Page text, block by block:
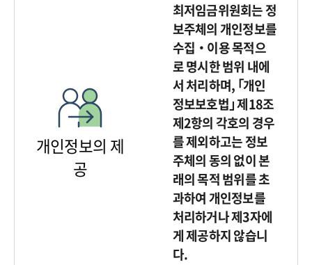
개인정보의 제
공
최저임금위원회는 정
보주체의 개인정보를
수집‧이용 목적으
로 명시한 범위 내에
서 처리하며, ｢개인
정보보호법｣ 제18조
제2항의 각호의 경우
를 제외하고는 정보
주체의 동의 없이 본
래의 목적 범위를 초
과하여 개인정보를
처리하거나 제3자에
게 제공하지 않습니
다.